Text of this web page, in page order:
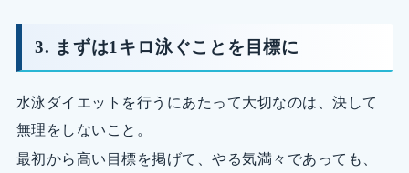
3. まずは1キロ泳ぐことを目標に
水泳ダイエットを行うにあたって大切なのは、決して
無理をしないこと。
最初から高い目標を掲げて、やる気満々であっても、